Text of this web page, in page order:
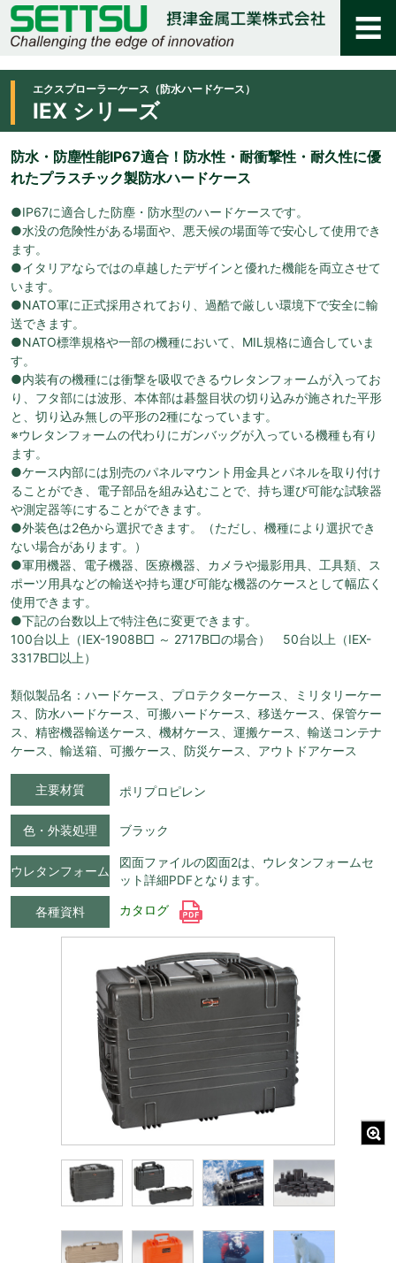
エクスプローラーケース（防水ハードケース）
IEX シリーズ
防水・防塵性能IP67適合！防水性・耐衝撃性・耐久性に優
れたプラスチック製防水ハードケース
●IP67に適合した防塵・防水型のハードケースです。
●水没の危険性がある場面や、悪天候の場面等で安心して使用でき
ます。
●イタリアならではの卓越したデザインと優れた機能を両立させて
います。
●NATO軍に正式採用されており、過酷で厳しい環境下で安全に輸
送できます。
●NATO標準規格や一部の機種において、MIL規格に適合していま
す。
●内装有の機種には衝撃を吸収できるウレタンフォームが入ってお
り、フタ部には波形、本体部は碁盤目状の切り込みが施された平形
と、切り込み無しの平形の2種になっています。
※ウレタンフォームの代わりにガンバッグが入っている機種も有り
ます。
●ケース内部には別売のパネルマウント用金具とパネルを取り付け
ることができ、電子部品を組み込むことで、持ち運び可能な試験器
や測定器等にすることができます。
●外装色は2色から選択できます。（ただし、機種により選択でき
ない場合があります。）
●軍用機器、電子機器、医療機器、カメラや撮影用具、工具類、ス
ポーツ用具などの輸送や持ち運び可能な機器のケースとして幅広く
使用できます。
●下記の台数以上で特注色に変更できます。
100台以上（IEX-1908B□ ～ 2717B□の場合） 50台以上（IEX-
3317B□以上）
類似製品名：ハードケース、プロテクターケース、ミリタリーケー
ス、防水ハードケース、可搬ハードケース、移送ケース、保管ケー
ス、精密機器輸送ケース、機材ケース、運搬ケース、輸送コンテナ
ケース、輸送箱、可搬ケース、防災ケース、アウトドアケース
主要材質 ポリプロピレン
色・外装処理 ブラック
ウレタンフォーム
図面ファイルの図面2は、ウレタンフォームセ
ット詳細PDFとなります。
各種資料 カタログ